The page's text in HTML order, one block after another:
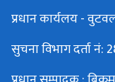
प्रधान कार्यलय -
सुचना विभाग दर्ता नं: